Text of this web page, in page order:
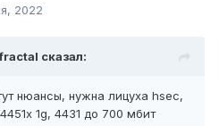
2022
fractal сказал:
нюансы, нужна лицуха hsec,
1g, 4431 до 700 мбит